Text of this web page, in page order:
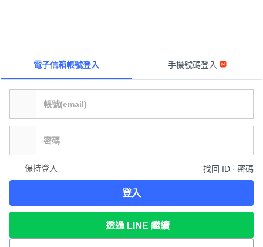
電子信箱帳號登入 手機號碼登入
保持登入 找回 ID ∙ 密碼
登入
透過 LINE 繼續